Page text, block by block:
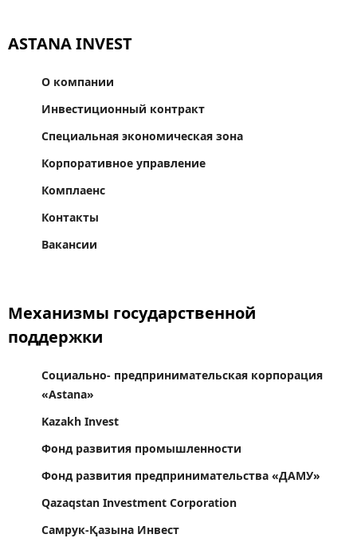
ASTANA INVEST
О компании
Инвестиционный контракт
Специальная экономическая зона
Корпоративное управление
Комплаенс
Контакты
Вакансии
Механизмы государственной
поддержки
Социально- предпринимательская корпорация
«Astana»
Kazakh Invest
Фонд развития промышленности
Фонд развития предпринимательства «ДАМУ»
Qazaqstan Investment Corporation
Самрук-Қазына Инвест